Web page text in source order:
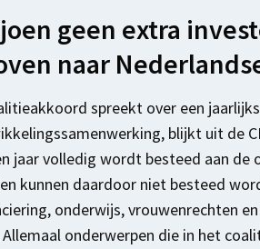
geen extra
naar
spreekt over een
blijkt uit de
jaar volledig wordt besteed aan de
kunnen daardoor niet besteed
onderwijs, vrouwenrechten
onderwerpen die in het